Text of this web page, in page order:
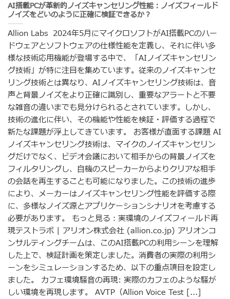
AI搭載PCが革新的ノイズキャンセリング性能：ノイズフィールド
ノイズをどいのように正確に検証できるか？
Allion Labs 2024年5月にマイクロソフトがAI搭載PCのハー
ドウェアとソフトウェアの仕様性能を定義し、それに伴い多
様な技術応用機能が登場する中で、「AIノイズキャンセリン
グ技術」が特に注目を集めています。従来のノイズキャンセ
リング技術とは異なり、AIノイズキャンセリング技術は、音
声と背景ノイズをより正確に識別し、重要なアラートと不要
な雑音の違いまでも見分けられるとされています。しかし、
技術の進化に伴い、その機能や性能を検証・評価する過程で
新たな課題が浮上してきています。 お客様が直面する課題 AI
ノイズキャンセリング技術は、マイクのノイズキャンセリン
グだけでなく、ビデオ会議において相手からの背景ノイズを
フィルタリングし、自機のスピーカーからよりクリアな相手
の会話を再生することも可能になりました。この技術の進歩
により、メーカーはノイズキャンセリング性能を評価する際
に、多様なノイズ源とアプリケーションシナリオを考慮する
必要があります。 もっと見る：実環境のノイズフィールド再
現テストラボ | アリオン株式会社 (allion.co.jp) アリオンコ
ンサルティングチームは、このAI搭載PCの利用シーンを理解
した上で、検証計画を策定しました。消費者の実際の利用シ
ーンをシミュレーションするため、以下の重点項目を設定し
ました。 カフェ環境騒音の再現: 実際のカフェのような騒が
しい環境を再現します。 AVTP（Allion Voice Test [...]